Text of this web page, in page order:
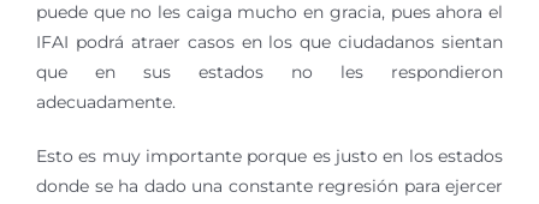
puede que no les caiga mucho en gracia, pues ahora el
IFAI podrá atraer casos en los que ciudadanos sientan
que en sus estados no les respondieron
adecuadamente.
Esto es muy importante porque es justo en los estados
donde se ha dado una constante regresión para ejercer